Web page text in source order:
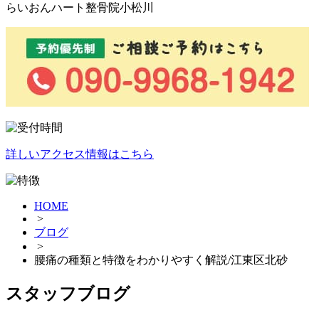
らいおんハート整骨院小松川
詳しいアクセス情報はこちら
HOME
>
ブログ
>
腰痛の種類と特徴をわかりやすく解説/江東区北砂
スタッフブログ